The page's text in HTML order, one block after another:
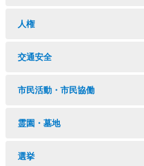
人権
交通安全
市民活動・市民協働
霊園・墓地
選挙